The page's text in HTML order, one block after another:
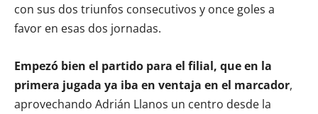
con sus dos triunfos consecutivos y once goles a
favor en esas dos jornadas.
Empezó bien el partido para el filial, que en la
primera jugada ya iba en ventaja en el marcador,
aprovechando Adrián Llanos un centro desde la